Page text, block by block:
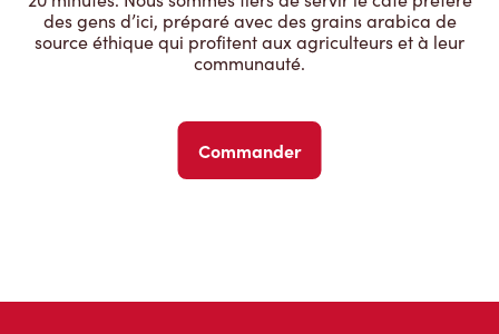
des gens d’ici, préparé avec des grains arabica de
source éthique qui profitent aux agriculteurs et à leur
communauté.
Commander